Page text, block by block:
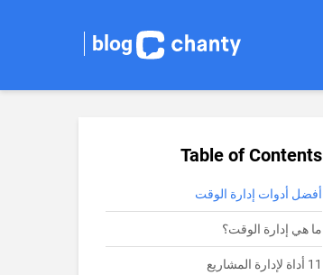
blog
Table of Contents
أفضل أدوات إدارة الوقت
ما هي إدارة الوقت؟
11 أداة لإدارة المشاريع